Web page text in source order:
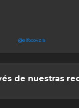
@elfocovzla
de nuestras